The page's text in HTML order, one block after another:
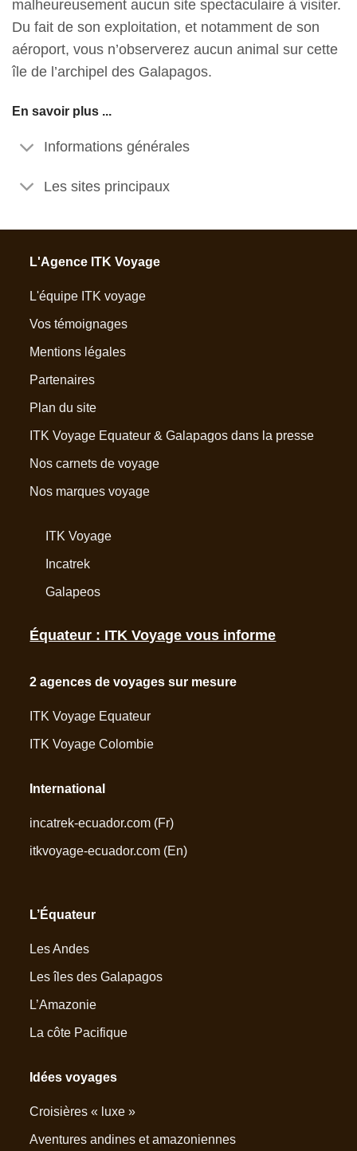
malheureusement aucun site spectaculaire à visiter.
Du fait de son exploitation, et notamment de son
aéroport, vous n’observerez aucun animal sur cette
île de l’archipel des Galapagos.
En savoir plus ...
Informations générales
Les sites principaux
L'Agence ITK Voyage
L'équipe ITK voyage
Vos témoignages
Mentions légales
Partenaires
Plan du site
ITK Voyage Equateur & Galapagos dans la presse
Nos carnets de voyage
Nos marques voyage
ITK Voyage
Incatrek
Galapeos
Équateur : ITK Voyage vous informe
2 agences de voyages sur mesure
ITK Voyage Equateur
ITK Voyage Colombie
International
incatrek-ecuador.com (Fr)
itkvoyage-ecuador.com (En)
L’Équateur
Les Andes
Les îles des Galapagos
L’Amazonie
La côte Pacifique
Idées voyages
Croisières « luxe »
Aventures andines et amazoniennes